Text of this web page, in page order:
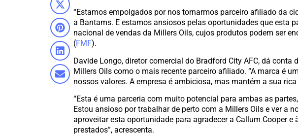
“Estamos empolgados por nos tornarmos parceiro afiliado da
a Bantams. E estamos ansiosos pelas oportunidades que esta
nacional de vendas da Millers Oils, cujos produtos podem ser
(FMF).
Davide Longo, diretor comercial do Bradford City AFC, dá conta
Millers Oils como o mais recente parceiro afiliado. “A marca é
nossos valores. A empresa é ambiciosa, mas mantém a sua
“Esta é uma parceria com muito potencial para ambas as
Estou ansioso por trabalhar de perto com a Millers Oils e ver a
aproveitar esta oportunidade para agradecer a Callum Cooper
prestados”, acrescenta.